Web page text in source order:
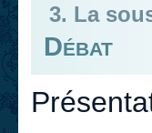
3. La
Débat